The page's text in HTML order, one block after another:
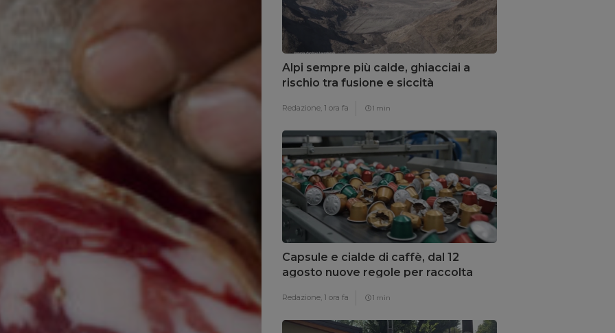
Alpi sempre più calde, ghiacciai a
rischio tra fusione e siccità
Redazione, 1 ora fa 1 min
Capsule e cialde di caffè, dal 12
agosto nuove regole per raccolta
Redazione, 1 ora fa 1 min